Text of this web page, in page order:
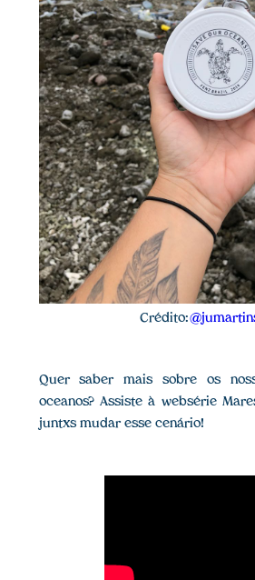
Crédito:
Quer saber mais sobre os
oceanos? Assiste à websérie
juntxs mudar esse cenário!